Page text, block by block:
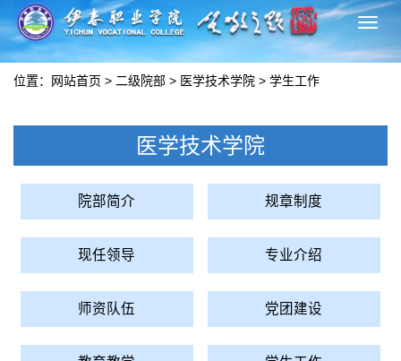
切
换
位置： 网站首页 > 二级院部 > 医学技术学院 > 学生工作
医学技术学院
院部简介 规章制度
现任领导 专业介绍
师资队伍 党团建设